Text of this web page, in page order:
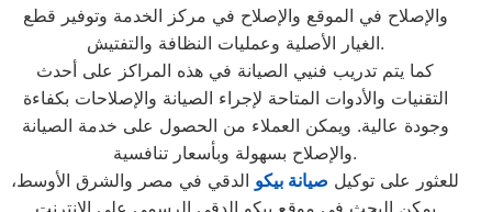
والإصلاح في الموقع والإصلاح في مركز الخدمة وتوفير قطع
الغيار الأصلية وعمليات النظافة والتفتيش.
كما يتم تدريب فنيي الصيانة في هذه المراكز على أحدث
التقنيات والأدوات المتاحة لإجراء الصيانة والإصلاحات بكفاءة
وجودة عالية. ويمكن العملاء من الحصول على خدمة الصيانة
والإصلاح بسهولة وبأسعار تنافسية.
للعثور على توكيل صيانة بيكو الدقي في مصر والشرق الأوسط،
يمكن البحث في موقع بيكو الدقي الرسمي على الإنترنت